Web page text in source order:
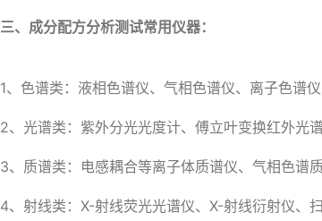
三、成分配方分析测试常用仪器：
1、色谱类：液相色谱仪、气相色谱仪、离子色谱仪
2、光谱类：紫外分光光度计、傅立叶变换红外光
3、质谱类：电感耦合等离子体质谱仪、气相色谱
4、射线类：X-射线荧光光谱仪、X-射线衍射仪、